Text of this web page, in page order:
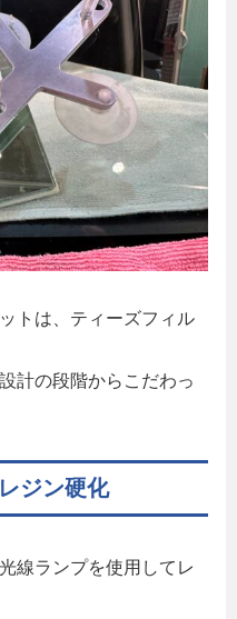
トは、ティーズフィル
計の段階からこだわっ
ジン硬化
線ランプを使用してレ